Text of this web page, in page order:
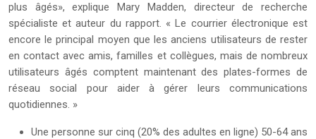
plus âgés», explique Mary Madden, directeur de recherche
spécialiste et auteur du rapport. « Le courrier électronique est
encore le principal moyen que les anciens utilisateurs de rester
en contact avec amis, familles et collègues, mais de nombreux
utilisateurs âgés comptent maintenant des plates-formes de
réseau social pour aider à gérer leurs communications
quotidiennes. »
Une personne sur cinq (20% des adultes en ligne) 50-64 ans